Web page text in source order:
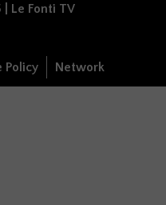
Le Fonti TV
Policy Network